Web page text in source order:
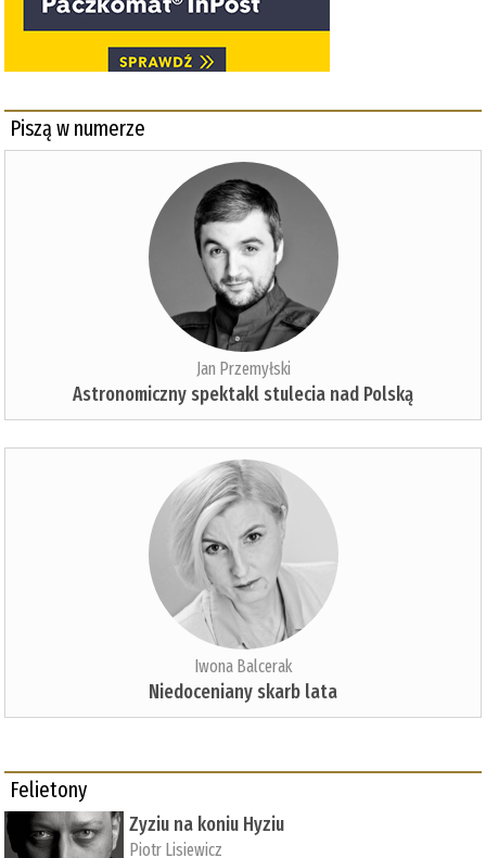
Piszą w numerze
Jan Przemyłski
Astronomiczny spektakl stulecia nad Polską
Iwona Balcerak
Niedoceniany skarb lata
Felietony
Zyziu na koniu Hyziu
Piotr Lisiewicz